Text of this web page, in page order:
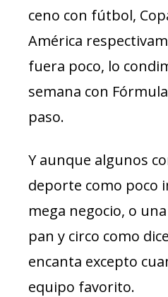
ceno con fútbol,
América
fuera poco, lo
semana con
paso.
Y aunque algunos
deporte como poco
mega negocio, o
pan y circo como
encanta excepto
equipo favorito.